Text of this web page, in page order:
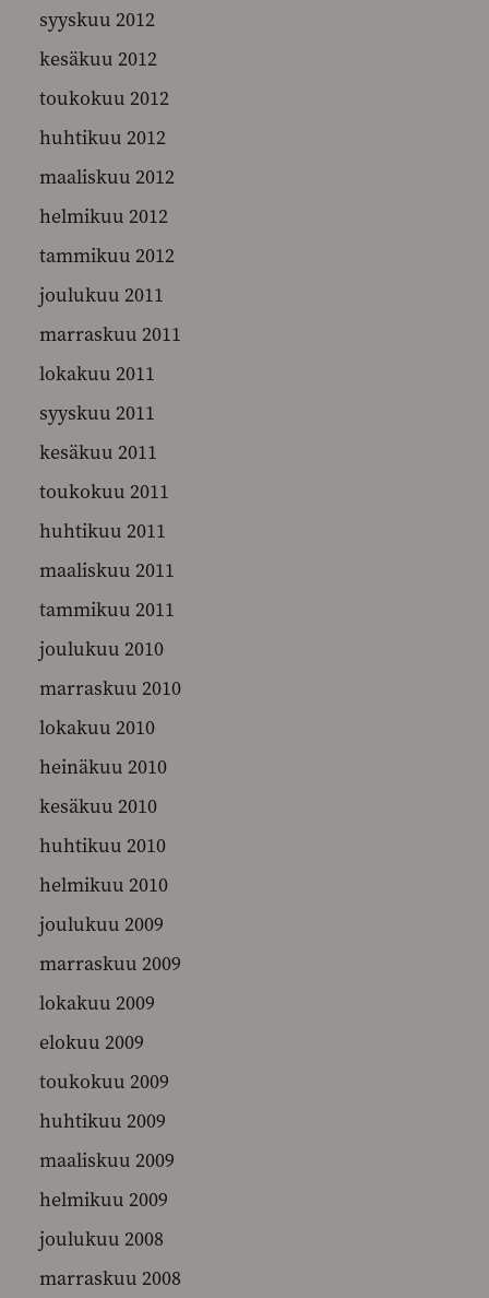
syyskuu 2012
kesäkuu 2012
toukokuu 2012
huhtikuu 2012
maaliskuu 2012
helmikuu 2012
tammikuu 2012
joulukuu 2011
marraskuu 2011
lokakuu 2011
syyskuu 2011
kesäkuu 2011
toukokuu 2011
huhtikuu 2011
maaliskuu 2011
tammikuu 2011
joulukuu 2010
marraskuu 2010
lokakuu 2010
heinäkuu 2010
kesäkuu 2010
huhtikuu 2010
helmikuu 2010
joulukuu 2009
marraskuu 2009
lokakuu 2009
elokuu 2009
toukokuu 2009
huhtikuu 2009
maaliskuu 2009
helmikuu 2009
joulukuu 2008
marraskuu 2008